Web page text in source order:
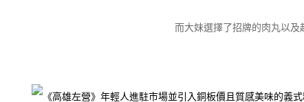
而大妹選擇了招牌的肉丸以及